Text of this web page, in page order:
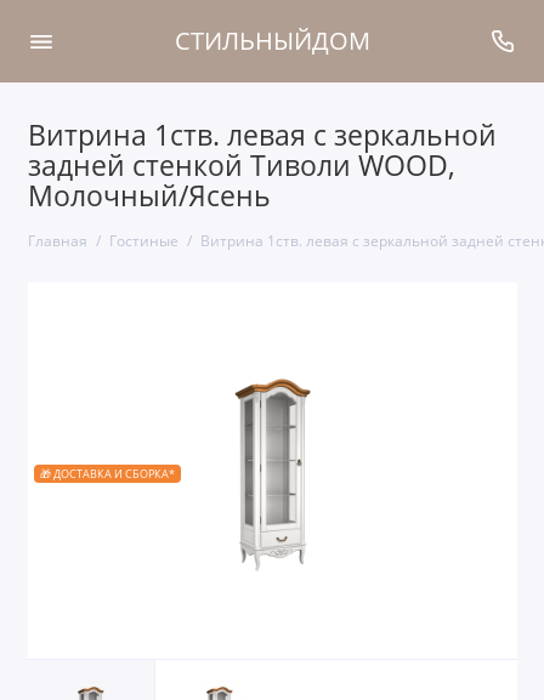
СТИЛЬНЫЙДОМ
Витрина 1ств. левая с зеркальной
задней стенкой Тиволи WOOD,
Молочный/Ясень
Главная Гостиные Витрина 1ств. левая с зеркальной задней
🎁 ДОСТАВКА И СБОРКА*